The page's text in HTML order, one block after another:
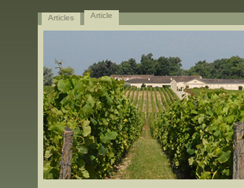
Articles Article